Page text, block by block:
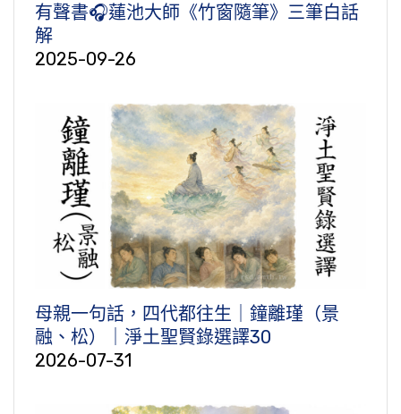
有聲書🎧蓮池大師《竹窗隨筆》三筆白話
解
2025-09-26
母親一句話，四代都往生｜鐘離瑾（景
融、松）｜淨土聖賢錄選譯30
2026-07-31